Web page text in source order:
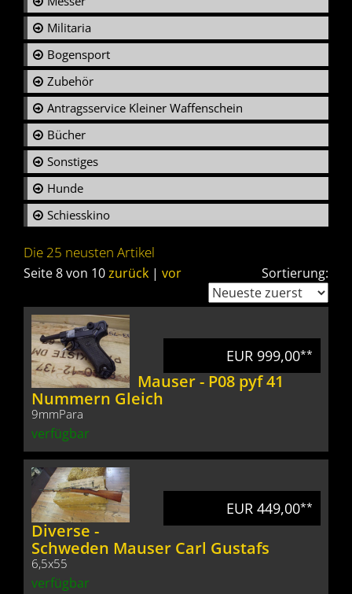
Militaria
Bogensport
Zubehör
Antragsservice Kleiner Waffenschein
Bücher
Sonstiges
Hunde
Schiesskino
Die 25 neusten Artikel
Seite 8 von 10zurück | vor Sortierung:
EUR 999,00**
Mauser - P08 pyf 41
Nummern Gleich
9mmPara
verfügbar
EUR 449,00**
Diverse -
Schweden Mauser Carl Gustafs
6,5x55
verfügbar